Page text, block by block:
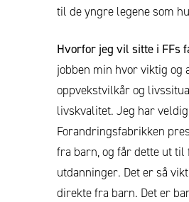
til de yngre legene som
Hvorfor jeg vil sitte i FFs
jobben min hvor viktig og
oppvekstvilkår og
livskvalitet. Jeg har
Forandringsfabrikken
fra barn, og får dette ut til
utdanninger. Det er så
direkte fra barn. Det er